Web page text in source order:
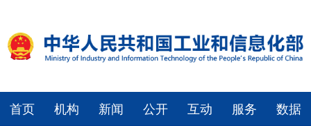
首页 机构 新闻 公开 互动 服务 数据